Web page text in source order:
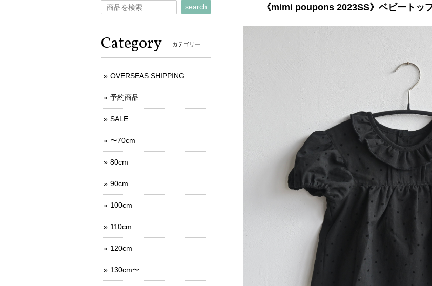
《mimi poupons 2023SS》ベビートッ
search
Category カテゴリー
OVERSEAS SHIPPING
予約商品
SALE
〜70cm
80cm
90cm
100cm
110cm
120cm
130cm〜